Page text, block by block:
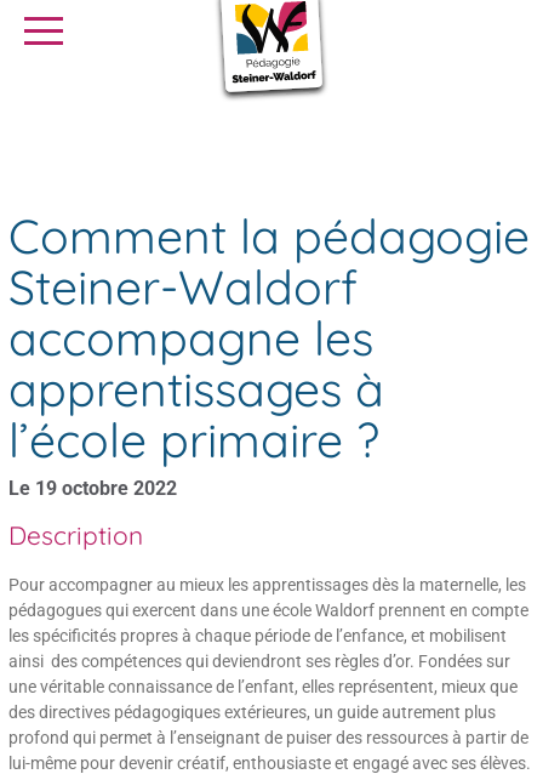
SE FORMER
Comment la pédagogie
Steiner-Waldorf
accompagne les
apprentissages à
l’école primaire ?
Le 19 octobre 2022
Description
Pour accompagner au mieux les apprentissages dès la maternelle, les
pédagogues qui exercent dans une école Waldorf prennent en compte
les spécificités propres à chaque période de l’enfance, et mobilisent
ainsi des compétences qui deviendront ses règles d’or. Fondées sur
une véritable connaissance de l’enfant, elles représentent, mieux que
des directives pédagogiques extérieures, un guide autrement plus
profond qui permet à l’enseignant de puiser des ressources à partir de
lui-même pour devenir créatif, enthousiaste et engagé avec ses élèves.